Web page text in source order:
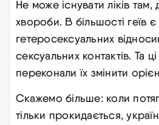
Не може існувати ліків там,
хвороби. В більшості геїв є
гетеросексуальних
сексуальних контактів. Та
переконали їх змінити
Скажемо більше: коли
тільки прокидається,